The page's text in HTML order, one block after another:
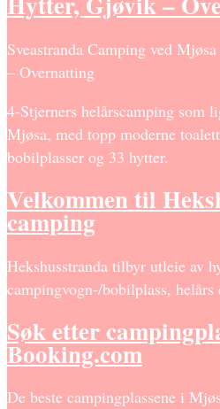
Sveastranda Camping ved
– Overnatting
4-Stjerners helårscamping som
Mjøsa, med topp moderne
bobilplasser og 33 hytter.
Velkommen til
camping
Hekshusstranda tilbyr utleie av
campingvogn-/bobilplass, helårs
Søk etter
Booking.com
De beste campingplassene i